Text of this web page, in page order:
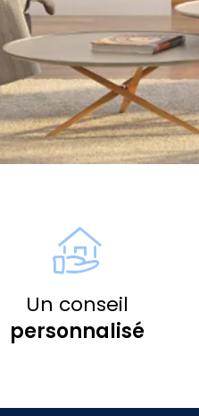
Un conseil
personnalisé